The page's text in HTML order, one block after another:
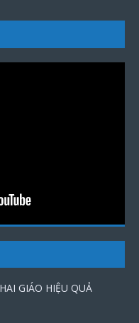
GIÁO HIỆU QUẢ